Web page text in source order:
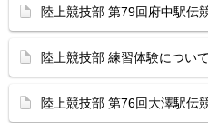
陸上競技部 第79回府中駅伝
陸上競技部 練習体験について
陸上競技部 第76回大澤駅伝